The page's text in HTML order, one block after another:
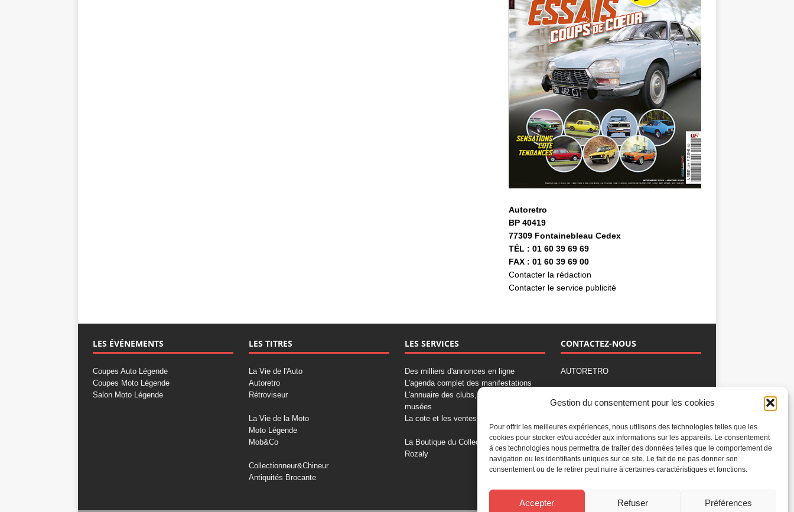
Gestion du consentement pour les cookies
Pour offrir les meilleures expériences, nous utilisons des technologies telles que les
cookies pour stocker et/ou accéder aux informations sur les appareils. Le consentement
à ces technologies nous permettra de traiter des données telles que le comportement de
navigation ou les identifiants uniques sur ce site. Le fait de ne pas donner son
consentement ou de le retirer peut nuire à certaines caractéristiques et fonctions.
Accepter Refuser Préférences
Autoretro
BP 40419
77309 Fontainebleau Cedex
TÉL : 01 60 39 69 69
FAX : 01 60 39 69 00
Contacter la rédaction
Contacter le service publicité
LES ÉVÉNEMENTS
Coupes Auto Légende
Coupes Moto Légende
Salon Moto Légende
LES TITRES
La Vie de l'Auto
Autoretro
Rétroviseur
La Vie de la Moto
Moto Légende
Mob&Co
Collectionneur&Chineur
Antiquités Brocante
LES SERVICES
Des milliers d'annonces en ligne
L'agenda complet des manifestations
L'annuaire des clubs, professionnels,
musées
La cote et les ventes aux enchères
La Boutique du Collectionneur
Rozaly
CONTACTEZ-NOUS
AUTORETRO
77309 Fontainebleau Cedex
Fax: 01 60 39 69 00
Nous contacter par email
Mentions légales
Gestion des cookies